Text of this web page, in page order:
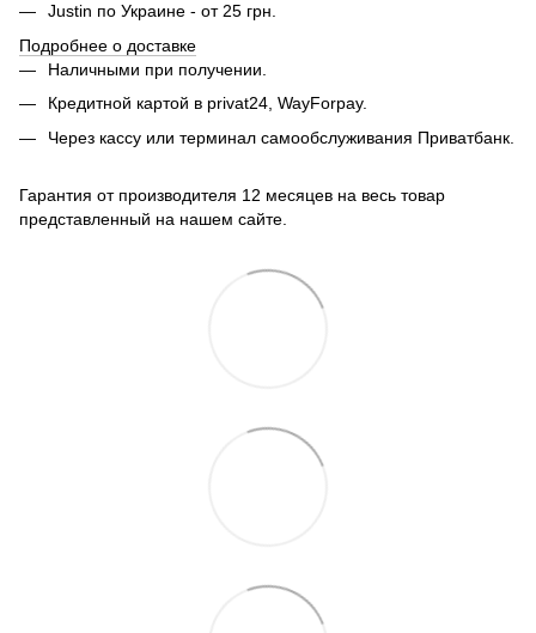
Justin по Украине - от 25 грн.
Подробнее о доставке
Наличными при получении.
Кредитной картой в privat24, WayForpay.
Через кассу или терминал самообслуживания Приватбанк.
Гарантия от производителя 12 месяцев на весь товар
представленный на нашем сайте.